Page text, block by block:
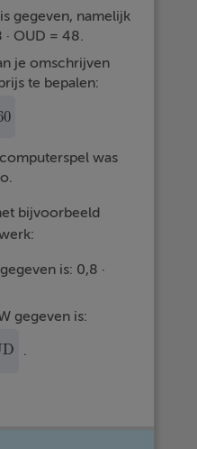
gegeven, namelijk
OUD = 48.
je omschrijven
te bepalen:
was
bijvoorbeeld
is: 0,8 ·
gegeven is: